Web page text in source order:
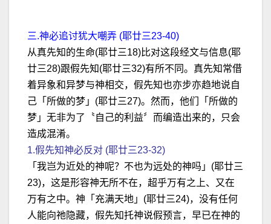
三.神必追讨犹大嘲弄 (耶廿三23-40)
从真先知的生命(耶廿三18)比对这段经文与信息(耶
廿三28)跟假先知(耶廿三32)有所不同。真先知常借
着异象和异梦与神相交，假先知也亦步亦趋地说自
己「所做的梦」(耶廿三27)。然而，他们「所做的
梦」无非为了〝自己的利益〞而编造出来的，只会
造成混淆。
1.假先知神必反对 (耶廿三23-32)
「我岂为近处的神呢？不也为远处的神吗」(耶廿三
23)，这是形容神无所不在，超乎万有之上、又在
万有之中。神「充满天地」(耶廿三24)，没有任何
人能向祂隐藏，假先知托神说假预言，早已在神的